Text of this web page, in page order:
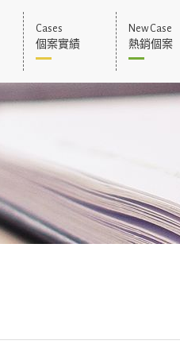
Cases
個案實績
New Case
熱銷個案